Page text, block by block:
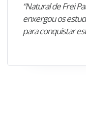
“Natural de Frei
enxergou os
para conquistar